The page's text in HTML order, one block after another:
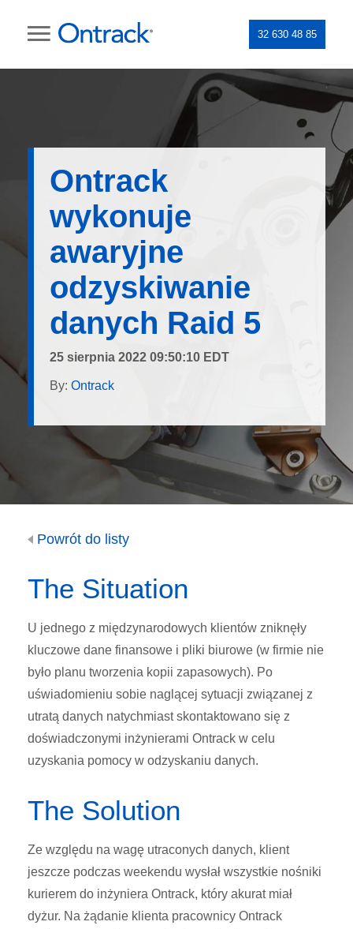
32 630 48 85
Ontrack
wykonuje
awaryjne
odzyskiwanie
danych Raid 5
25 sierpnia 2022 09:50:10 EDT
By: Ontrack
Powrót do listy
The Situation
U jednego z międzynarodowych klientów zniknęły
kluczowe dane finansowe i pliki biurowe (w firmie nie
było planu tworzenia kopii zapasowych). Po
uświadomieniu sobie naglącej sytuacji związanej z
utratą danych natychmiast skontaktowano się z
doświadczonymi inżynierami Ontrack w celu
uzyskania pomocy w odzyskaniu danych.
The Solution
Ze względu na wagę utraconych danych, klient
jeszcze podczas weekendu wysłał wszystkie nośniki
kurierem do inżyniera Ontrack, który akurat miał
dyżur. Na żądanie klienta pracownicy Ontrack